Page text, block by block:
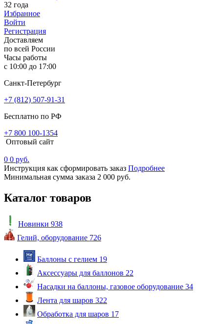
32 года
Избранное
Войти
Регистрация
Доставляем
по всей России
Часы работы
с 10:00 до 17:00
Санкт-Петербург
+7 (812) 507-91-31
Бесплатно по РФ
+7 800 100-1354
Оптовый сайт
0 0 руб.
Инструкция как сформировать заказ Подробнее
Минимальная сумма заказа 2 000 руб.
Каталог товаров
Новинки 938
Гелий, оборудование 726
Баллоны с гелием 19
Аксессуары для баллонов 22
Насадки на баллоны, газовое оборудование 34
Лента для шаров 322
Обработка для шаров 17